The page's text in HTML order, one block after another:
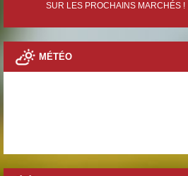
SUR LES PROCHAINS MARCHÉS !
MÉTÉO